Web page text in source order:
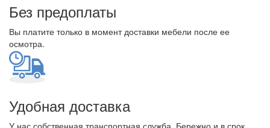
Без предоплаты
Вы платите только в момент доставки мебели после ее
осмотра.
Удобная доставка
У нас собственная транспортная служба. Бережно и в срок